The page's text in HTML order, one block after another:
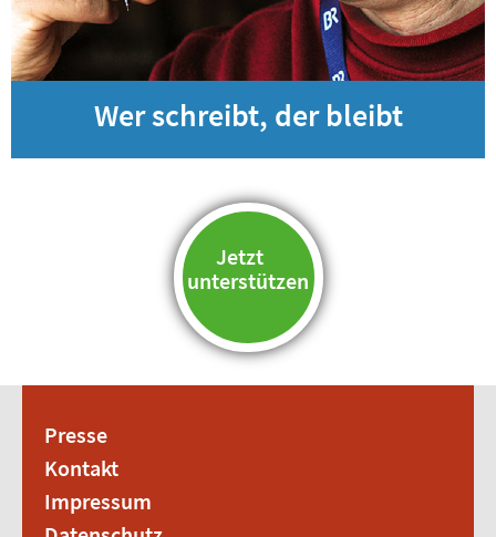
Wer schreibt, der bleibt
Jetzt
unterstützen
Presse
Kontakt
Impressum